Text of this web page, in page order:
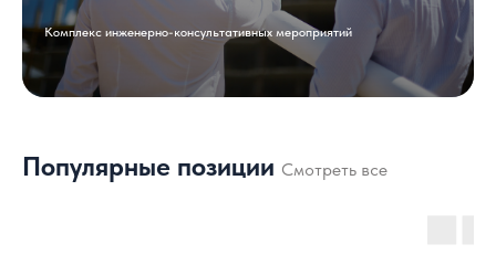
Комплекс инженерно-консультативных мероприятий
Популярные позиции Смотреть все